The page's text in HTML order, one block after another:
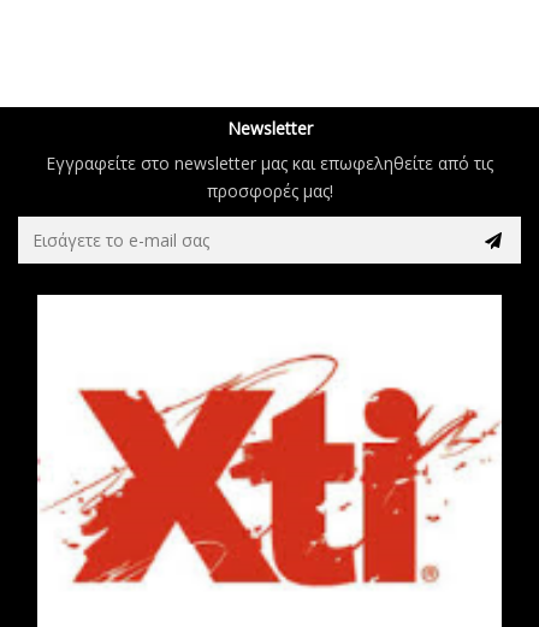
Newsletter
Εγγραφείτε στο newsletter μας και επωφεληθείτε από τις
προσφορές μας!